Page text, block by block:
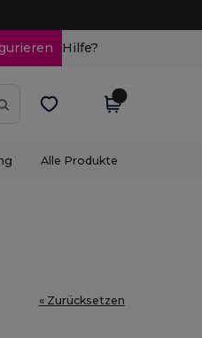
Hilfe?
Alle Produkte
« Zurücksetzen